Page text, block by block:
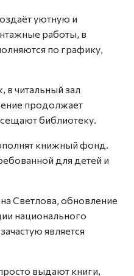
уютную и
работы, в
по графику,
в читальный зал
продолжает
библиотеку.
книжный фонд.
для детей и
Светлова, обновление
национального
является
выдают книги,